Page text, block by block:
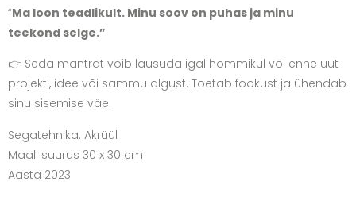
“Ma loon teadlikult. Minu soov on puhas ja minu
teekond selge.”
👉 Seda mantrat võib lausuda igal hommikul või enne uut
projekti, idee või sammu algust. Toetab fookust ja ühendab
sinu sisemise väe.
Segatehnika. Akrüül
Maali suurus 30 x 30 cm
Aasta 2023